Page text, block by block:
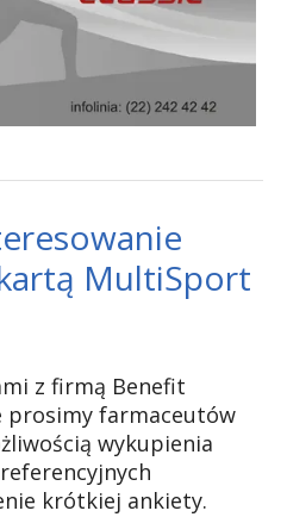
MultiSport
z firmą Benefit
prosimy farmaceutów
wykupienia
krótkiej ankiety.